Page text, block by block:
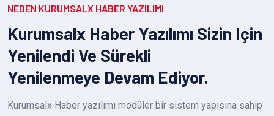
NEDEN KURUMSALX HABER YAZILIMI
Kurumsalx Haber Yazılımı Sizin Için
Yenilendi Ve Sürekli
Yenilenmeye Devam Ediyor.
Kurumsalx Haber yazılımı modüler bir sistem yapısına sahip